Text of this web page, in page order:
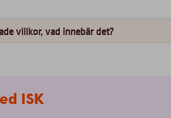
villkor, vad innebär det?
ISK